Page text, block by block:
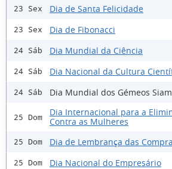
23 Sex Dia de Santa Felicidade
23 Sex Dia de Fibonacci
24 Sáb Dia Mundial da Ciência
24 Sáb Dia Nacional da Cultura
24 Sáb Dia Mundial dos Gémeos
25 Dom
Dia Internacional para a
Contra as Mulheres
25 Dom Dia de Lembrança das
25 Dom Dia Nacional do Empresário